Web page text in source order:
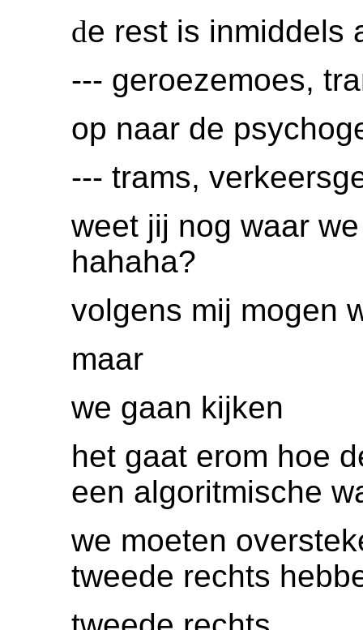
de rest is inmiddels
--- geroezemoes,
op naar de
--- trams,
weet jij nog waar
hahaha?
volgens mij mogen
maar
we gaan kijken
het gaat erom hoe
een algoritmische
we moeten
tweede rechts